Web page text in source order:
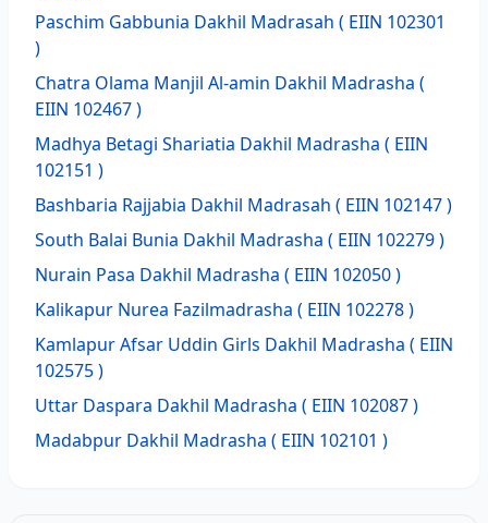
Paschim Gabbunia Dakhil Madrasah ( EIIN 102301
)
Chatra Olama Manjil Al-amin Dakhil Madrasha (
EIIN 102467 )
Madhya Betagi Shariatia Dakhil Madrasha ( EIIN
102151 )
Bashbaria Rajjabia Dakhil Madrasah ( EIIN 102147 )
South Balai Bunia Dakhil Madrasha ( EIIN 102279 )
Nurain Pasa Dakhil Madrasha ( EIIN 102050 )
Kalikapur Nurea Fazilmadrasha ( EIIN 102278 )
Kamlapur Afsar Uddin Girls Dakhil Madrasha ( EIIN
102575 )
Uttar Daspara Dakhil Madrasha ( EIIN 102087 )
Madabpur Dakhil Madrasha ( EIIN 102101 )